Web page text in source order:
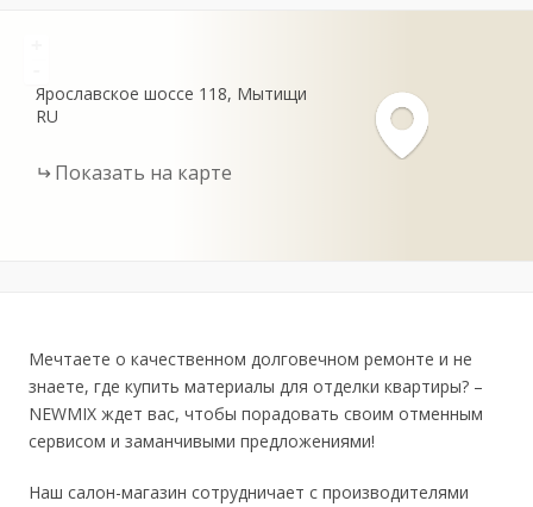
Ярославское шоссе 118 Мытищи
RU
Показать на карте
Мечтаете о качественном долговечном ремонте и не
знаете, где купить материалы для отделки квартиры? –
NEWMIX ждет вас, чтобы порадовать своим отменным
сервисом и заманчивыми предложениями!
Наш салон-магазин сотрудничает с производителями